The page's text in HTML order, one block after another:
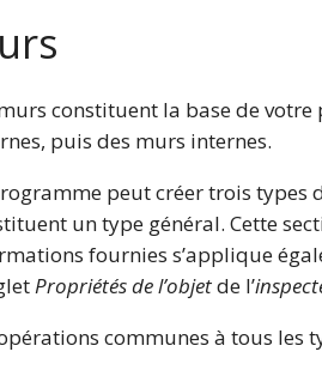
constituent la base de
puis des murs internes.
peut créer trois types
un type général. Cette
fournies s’applique
Propriétés de l’objetde l’
communes à tous les